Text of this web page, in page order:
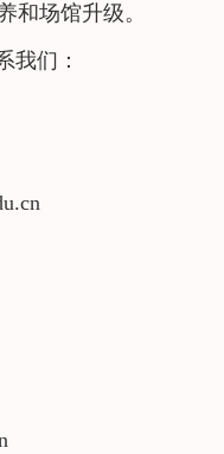
和场馆升级。
我们：